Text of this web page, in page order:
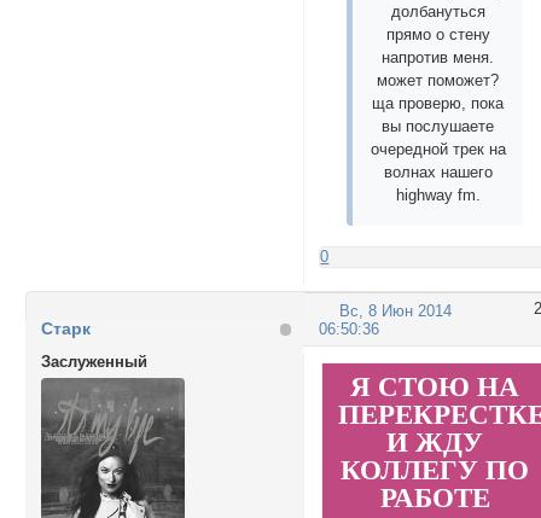
долбануться
прямо о стену
напротив меня.
может поможет?
ща проверю, пока
вы послушаете
очередной трек на
волнах нашего
highway fm.
0
2
Вс, 8 Июн 2014
06:50:36
Старк
Заслуженный
Я СТОЮ НА
И ЖДУ
КОЛЛЕГУ ПО
РАБОТЕ